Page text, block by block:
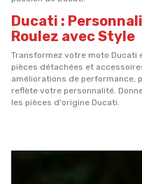
Ducati :
Roulez avec Style
Transformez votre moto Ducati
pièces détachées et
améliorations de performance,
reflète votre personnalité.
les pièces d'origine Ducati.